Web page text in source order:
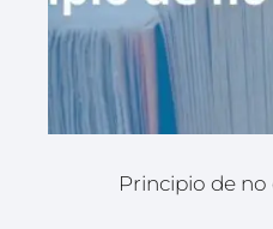
Principio de